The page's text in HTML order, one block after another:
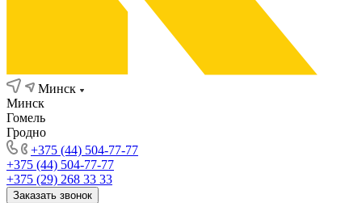
Минск
Минск
Гомель
Гродно
+375 (44) 504-77-77
+375 (44) 504-77-77
+375 (29) 268 33 33
Заказать звонок